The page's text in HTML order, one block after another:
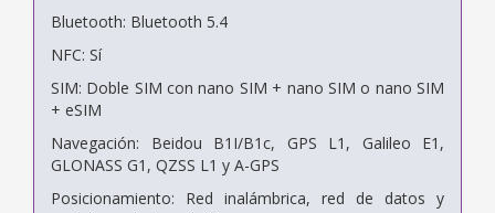
Bluetooth: Bluetooth 5.4
NFC: Sí
SIM: Doble SIM con nano SIM + nano SIM o nano SIM
+ eSIM
Navegación: Beidou B1I/B1c, GPS L1, Galileo E1,
GLONASS G1, QZSS L1 y A-GPS
Posicionamiento: Red inalámbrica, red de datos y